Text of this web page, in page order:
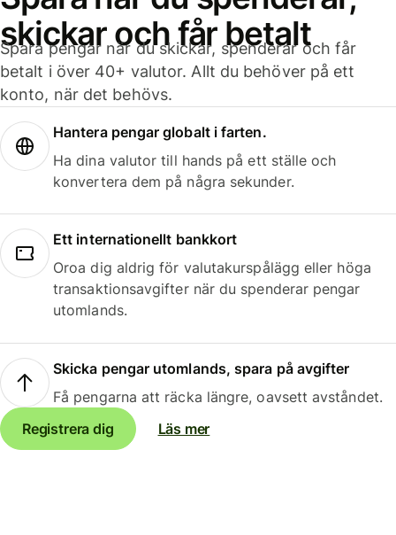
skickar och får betalt
Spara pengar när du skickar, spenderar och får
betalt i över 40+ valutor. Allt du behöver på ett
konto, när det behövs.
Hantera pengar globalt i farten.
Ha dina valutor till hands på ett ställe och
konvertera dem på några sekunder.
Ett internationellt bankkort
Oroa dig aldrig för valutakurspålägg eller höga
transaktionsavgifter när du spenderar pengar
utomlands.
Skicka pengar utomlands, spara på avgifter
Få pengarna att räcka längre, oavsett avståndet.
Registrera dig
Läs mer